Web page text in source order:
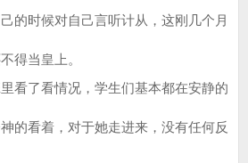
时候对自己言听计从，这刚几个月
得当皇上。
了看情况，学生们基本都在安静的
的看着，对于她走进来，没有任何反